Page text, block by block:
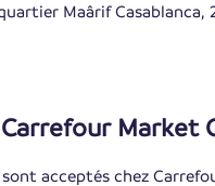
Maârif Casablanca,
Market
acceptés chez